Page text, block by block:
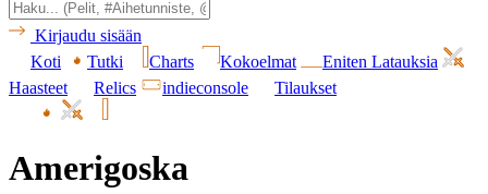
Kirjaudu sisään
Koti
Tutki Charts Kokoelmat
Eniten Latauksia
Haasteet
Relics indieconsole Tilaukset
Amerigoska